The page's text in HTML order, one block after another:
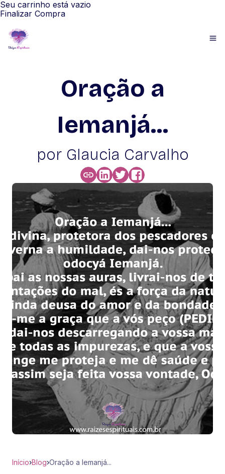
Seu carrinho está vazio
Finalizar Compra
Oração a
Iemanjá...
por Glaucia Carvalho
Início›Blog›Oração a Iemanjá...